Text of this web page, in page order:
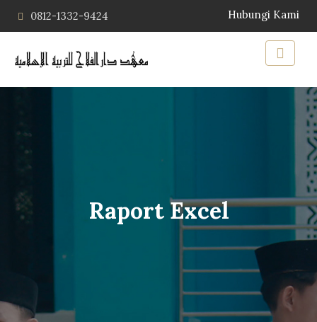
0812-1332-9424 Hubungi Kami
Raport Excel